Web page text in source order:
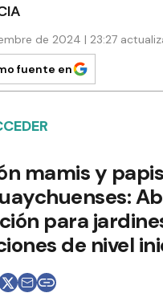
de 2024 | 23:27
fuente en
mamis y papis
para
de nivel